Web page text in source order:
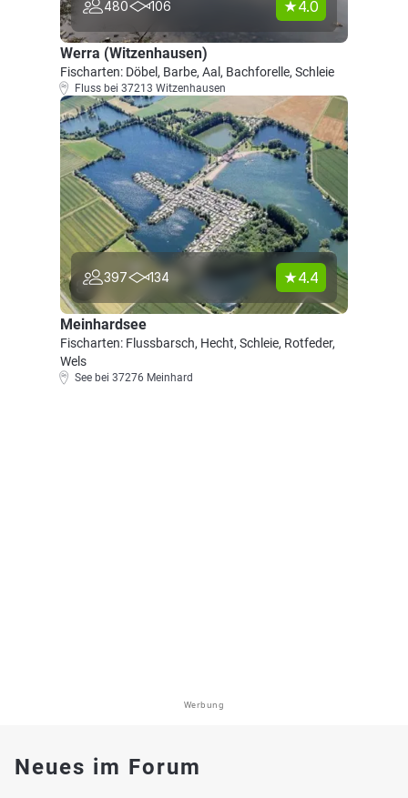
480 106 4.0
Werra (Witzenhausen)
Fischarten: Döbel, Barbe, Aal, Bachforelle, Schleie
Fluss bei 37213 Witzenhausen
397 134 4.4
Meinhardsee
Fischarten: Flussbarsch, Hecht, Schleie, Rotfeder,
Wels
See bei 37276 Meinhard
Werbung
Neues im Forum